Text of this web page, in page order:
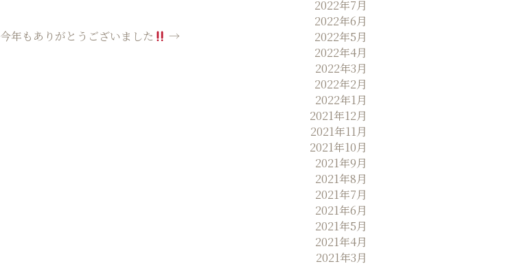
今年もありがとうございました →
2022年7月
2022年6月
2022年5月
2022年4月
2022年3月
2022年2月
2022年1月
2021年12月
2021年11月
2021年10月
2021年9月
2021年8月
2021年7月
2021年6月
2021年5月
2021年4月
2021年3月